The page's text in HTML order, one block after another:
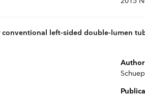
left-sided double-lumen
Author